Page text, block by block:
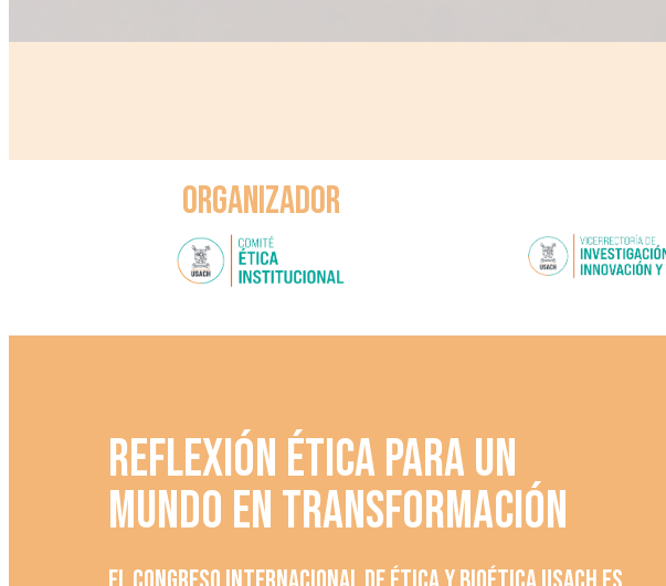
OrganizaDOR
REFLEXIÓN ÉTICA PARA UN
MUNDO EN TRANSFORMACIÓN